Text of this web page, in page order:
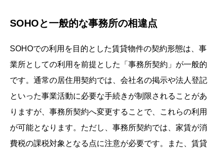
SOHOと一般的な事務所の相違点
SOHOでの利用を目的とした賃貸物件の契約形態は、事
業所としての利用を前提とした「事務所契約」が一般的
です。通常の居住用契約では、会社名の掲示や法人登記
といった事業活動に必要な手続きが制限されることがあ
りますが、事務所契約へ変更することで、これらの利用
が可能となります。ただし、事務所契約では、家賃が消
費税の課税対象となる点に注意が必要です。また、賃貸